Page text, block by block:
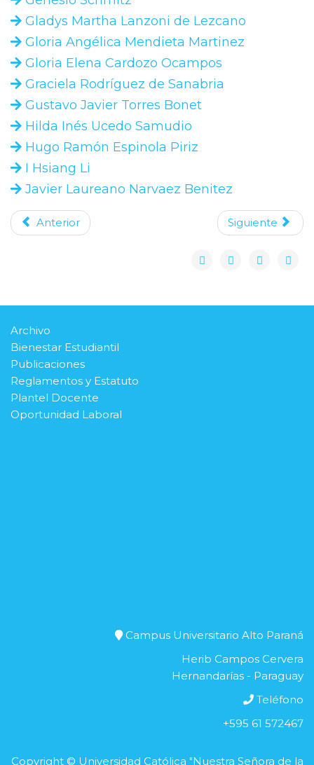
Gladys Martha Lanzoni de Lezcano
Gloria Angélica Mendieta Martinez
Gloria Elena Cardozo Ocampos
Graciela Rodríguez de Sanabria
Gustavo Javier Torres Bonet
Hilda Inés Ucedo Samudio
Hugo Ramón Espinola Piriz
I Hsiang Li
Javier Laureano Narvaez Benitez
Anterior Siguiente
Archivo
Bienestar Estudiantil
Publicaciones
Reglamentos y Estatuto
Plantel Docente
Oportunidad Laboral
Campus Universitario Alto Paraná
Herib Campos Cervera
Hernandarías - Paraguay
Teléfono
+595 61 572467
Copyright © Universidad Católica "Nuestra Señora de la